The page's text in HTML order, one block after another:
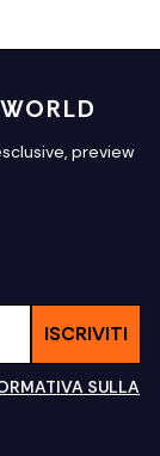
preview
ISCRIVITI
SULLA